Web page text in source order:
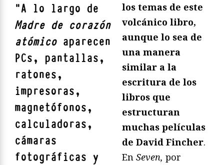
"A lo largo de
Madre de corazón
atómicoaparecen
PCs, pantallas,
ratones,
impresoras,
magnetófonos,
calculadoras,
cámaras
fotográficas y
los temas de este
volcánico libro,
aunque lo sea de
una manera
similar a la
escritura de los
libros que
estructuran
muchas películas
de David Fincher.
En Seven, por